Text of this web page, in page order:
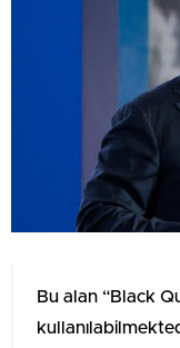
Bu alan “Black